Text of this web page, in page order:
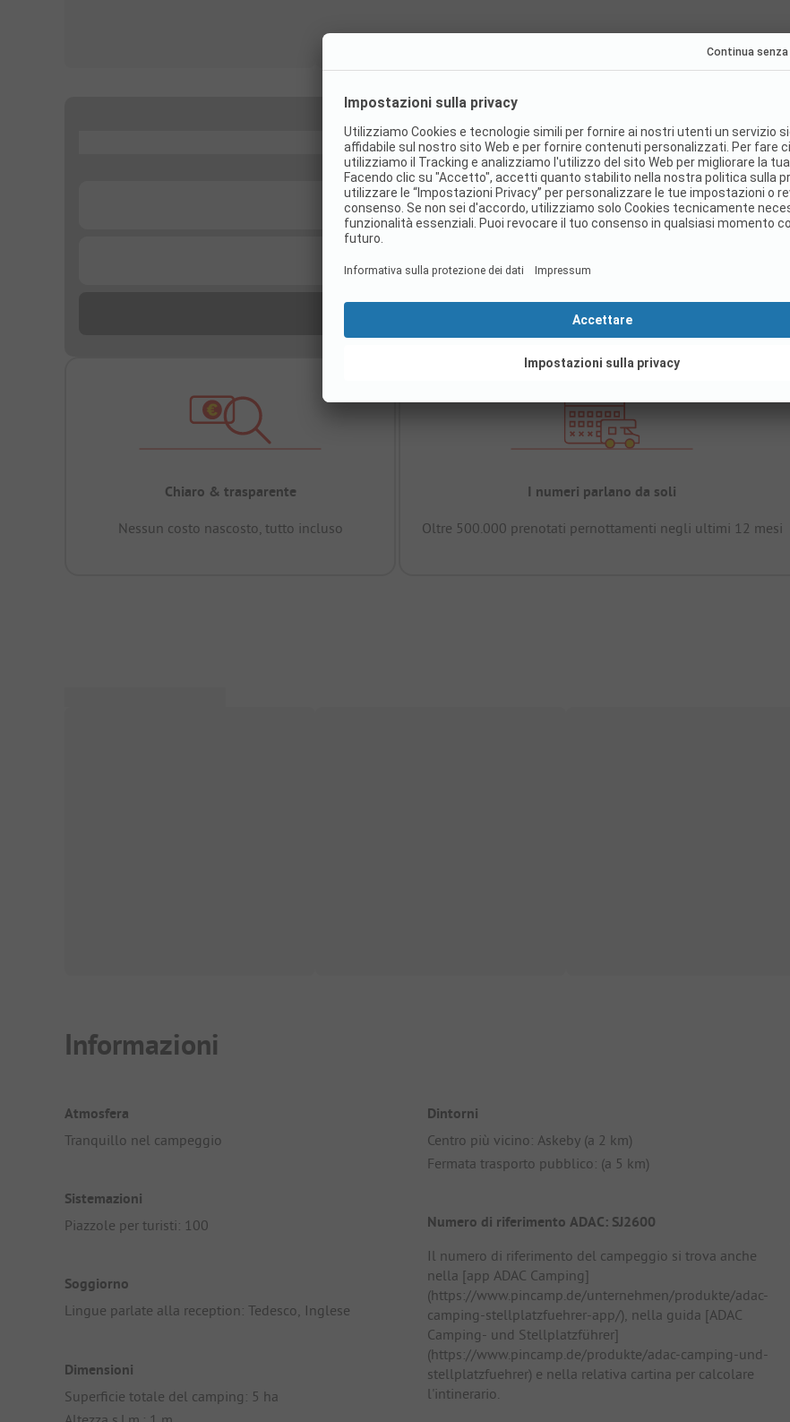
Chiaro & trasparente
Nessun costo nascosto, tutto incluso
I numeri parlano da soli
Oltre 500.000 prenotati pernottamenti negli ultimi 12 mesi
Informazioni
Atmosfera
Tranquillo nel campeggio
Sistemazioni
Piazzole per turisti: 100
Soggiorno
Lingue parlate alla reception: Tedesco, Inglese
Dimensioni
Superficie totale del camping: 5 ha
Dintorni
Centro più vicino: Askeby (a 2 km)
Fermata trasporto pubblico: (a 5 km)
Numero di riferimento ADAC: SJ2600
Il numero di riferimento del campeggio si trova anche
nella [app ADAC Camping]
(https://www.pincamp.de/unternehmen/produkte/adac-
camping-stellplatzfuehrer-app/), nella guida [ADAC
Camping- und Stellplatzführer]
(https://www.pincamp.de/produkte/adac-camping-und-
stellplatzfuehrer) e nella relativa cartina per calcolare
l'intinerario.